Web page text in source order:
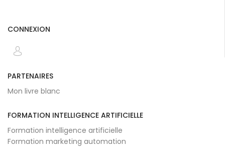
CONNEXION
PARTENAIRES
Mon livre blanc
FORMATION INTELLIGENCE ARTIFICIELLE
Formation intelligence artificielle
Formation marketing automation